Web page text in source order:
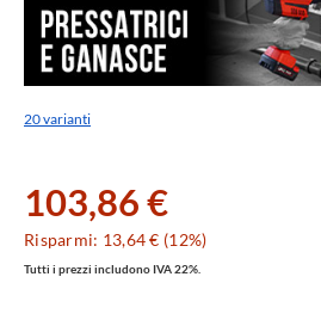
20 varianti
103,86 €
Risparmi: 13,64 € (12%)
Tutti i prezzi includono IVA 22%.